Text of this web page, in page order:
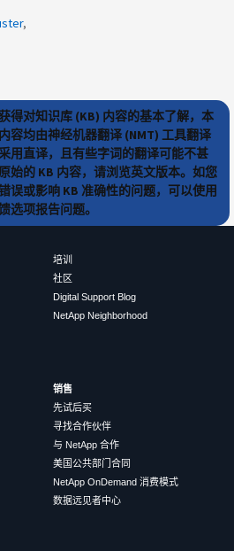
得对知识库 (KB) 内容的基本了解，本
容均由神经机器翻译 (NMT) 工具翻译
用直译，且有些字词的翻译可能不甚
始的 KB 内容，请浏览英文版本。如您
误或影响 KB 准确性的问题，可以使用
选项报告问题。
培训
社区
Digital Support Blog
NetApp Neighborhood
销售
先试后买
寻找合作伙伴
与 NetApp 合作
美国公共部门合同
NetApp OnDemand 消费模式
数据远见者中心